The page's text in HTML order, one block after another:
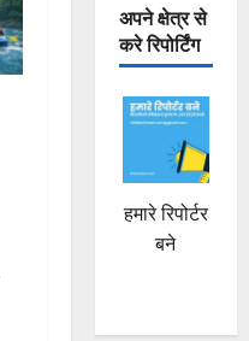
अपने क्षेत्र से
करे रिपोर्टिंग
हमारे रिपोर्टर
बने